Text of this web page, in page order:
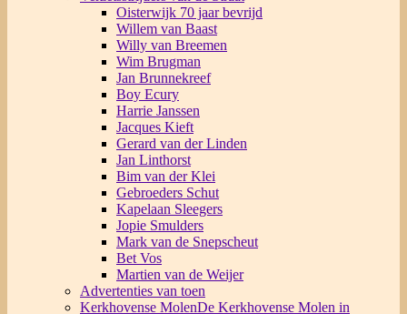
Oisterwijk 70 jaar bevrijd
Willem van Baast
Willy van Breemen
Wim Brugman
Jan Brunnekreef
Boy Ecury
Harrie Janssen
Jacques Kieft
Gerard van der Linden
Jan Linthorst
Bim van der Klei
Gebroeders Schut
Kapelaan Sleegers
Jopie Smulders
Mark van de Snepscheut
Bet Vos
Martien van de Weijer
Advertenties van toen
Kerkhovense MolenDe Kerkhovense Molen in